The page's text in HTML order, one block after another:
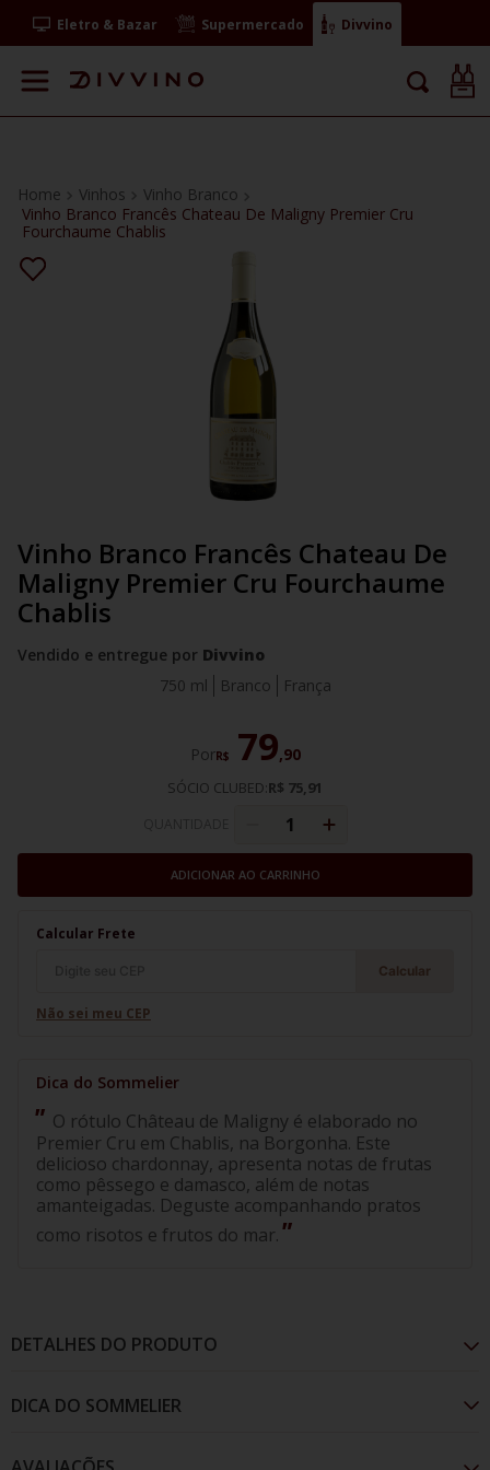
Eletro & Bazar Supermercado Divvino
Vinhos
Vinho Branco
Vinho Branco Francês Chateau De Maligny Premier Cru
Fourchaume Chablis
Vinho Branco Francês Chateau De
Maligny Premier Cru Fourchaume
Chablis
Vendido e entregue por Divvino
Branco
França
750 ml
PorR$ 79,90
SÓCIO CLUBED:R$ 75,91
ADICIONAR AO CARRINHO
Calcular Frete
Calcular
Não sei meu CEP
O rótulo Château de Maligny é elaborado no
Premier Cru em Chablis, na Borgonha. Este
delicioso chardonnay, apresenta notas de frutas
como pêssego e damasco, além de notas
amanteigadas. Deguste acompanhando pratos
como risotos e frutos do mar.
DETALHES DO PRODUTO